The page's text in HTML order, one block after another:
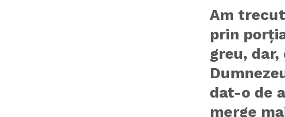
Am
prin
greu,
dat-o de
merge